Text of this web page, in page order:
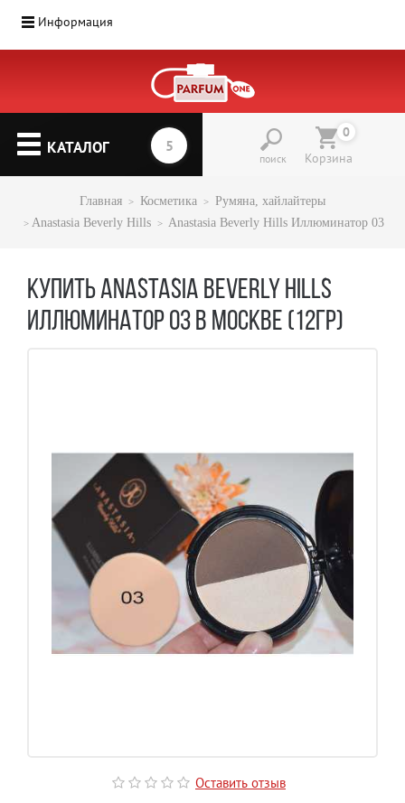
Информация
КАТАЛОГ
поиск
0
Корзина
Главная Косметика
Румяна, хайлайтеры
Anastasia Beverly Hills
Anastasia Beverly Hills Иллюминатор 03
КУПИТЬ ANASTASIA BEVERLY HILLS
ИЛЛЮМИНАТОР 03 В МОСКВЕ (12ГР)
Оставить отзыв